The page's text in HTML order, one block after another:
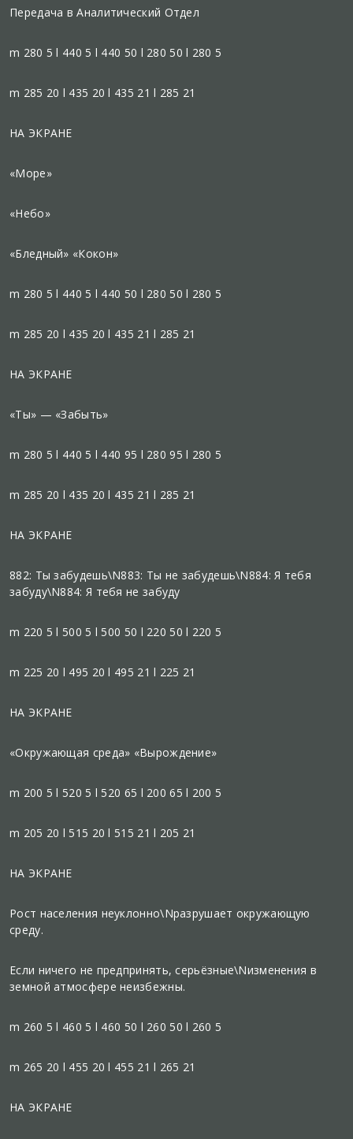
Передача в Аналитический Отдел
m 280 5 l 440 5 l 440 50 l 280 50 l 280 5
m 285 20 l 435 20 l 435 21 l 285 21
НА ЭКРАНЕ
«Море»
«Небо»
«Бледный» «Кокон»
m 280 5 l 440 5 l 440 50 l 280 50 l 280 5
m 285 20 l 435 20 l 435 21 l 285 21
НА ЭКРАНЕ
«Ты» — «Забыть»
m 280 5 l 440 5 l 440 95 l 280 95 l 280 5
m 285 20 l 435 20 l 435 21 l 285 21
НА ЭКРАНЕ
882: Ты забудешь\N883: Ты не забудешь\N884: Я тебя
забуду\N884: Я тебя не забуду
m 220 5 l 500 5 l 500 50 l 220 50 l 220 5
m 225 20 l 495 20 l 495 21 l 225 21
НА ЭКРАНЕ
«Окружающая среда» «Вырождение»
m 200 5 l 520 5 l 520 65 l 200 65 l 200 5
m 205 20 l 515 20 l 515 21 l 205 21
НА ЭКРАНЕ
Рост населения неуклонно\Nразрушает окружающую
среду.
Если ничего не предпринять, серьёзные\Nизменения в
земной атмосфере неизбежны.
m 260 5 l 460 5 l 460 50 l 260 50 l 260 5
m 265 20 l 455 20 l 455 21 l 265 21
НА ЭКРАНЕ